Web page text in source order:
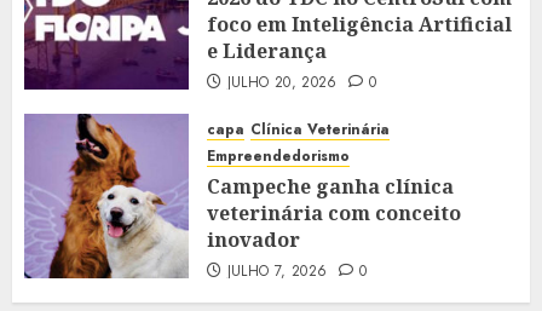
foco em Inteligência Artificial
e Liderança
JULHO 20, 2026 0
capa Clínica Veterinária
Empreendedorismo
Campeche ganha clínica
veterinária com conceito
inovador
JULHO 7, 2026 0